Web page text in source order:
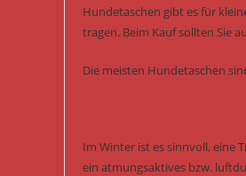
Hundetaschen gibt es für
tragen. Beim Kauf sollten Sie
Die meisten Hundetaschen
Im Winter ist es sinnvoll, eine
ein atmungsaktives bzw.